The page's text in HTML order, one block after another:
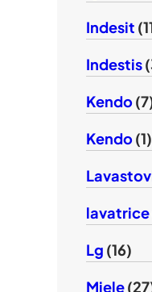
Indesit
Indestis
Kendo
Kendo(1)
lavatrice
Lg (16)
Miele